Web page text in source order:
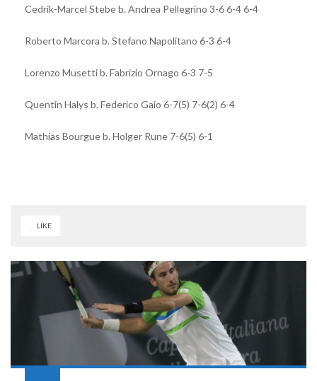
Cedrik-Marcel Stebe b. Andrea Pellegrino 3-6 6-4 6-4
Roberto Marcora b. Stefano Napolitano 6-3 6-4
Lorenzo Musetti b. Fabrizio Ornago 6-3 7-5
Quentin Halys b. Federico Gaio 6-7(5) 7-6(2) 6-4
Mathias Bourgue b. Holger Rune 7-6(5) 6-1
LIKE